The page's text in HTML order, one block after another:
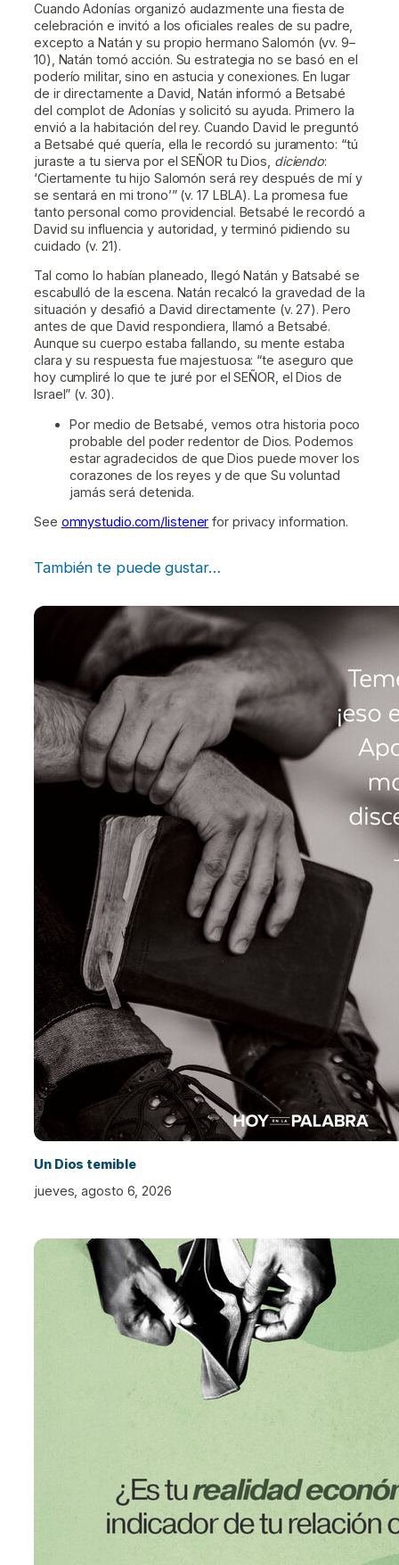
Cuando Adonías organizó audazmente una fiesta de
celebración e invitó a los oficiales reales de su padre,
excepto a Natán y su propio hermano Salomón (vv. 9–
10), Natán tomó acción. Su estrategia no se basó en el
poderío militar, sino en astucia y conexiones. En lugar
de ir directamente a David, Natán informó a Betsabé
del complot de Adonías y solicitó su ayuda. Primero la
envió a la habitación del rey. Cuando David le preguntó
a Betsabé qué quería, ella le recordó su juramento: “tú
juraste a tu sierva por el SEÑOR tu Dios, diciendo:
‘Ciertamente tu hijo Salomón será rey después de mí y
se sentará en mi trono’” (v. 17 LBLA). La promesa fue
tanto personal como providencial. Betsabé le recordó a
David su influencia y autoridad, y terminó pidiendo su
cuidado (v. 21).
Tal como lo habían planeado, llegó Natán y Batsabé se
escabulló de la escena. Natán recalcó la gravedad de la
situación y desafió a David directamente (v. 27). Pero
antes de que David respondiera, llamó a Betsabé.
Aunque su cuerpo estaba fallando, su mente estaba
clara y su respuesta fue majestuosa: “te aseguro que
hoy cumpliré lo que te juré por el SEÑOR, el Dios de
Israel” (v. 30).
Por medio de Betsabé, vemos otra historia poco
probable del poder redentor de Dios. Podemos
estar agradecidos de que Dios puede mover los
corazones de los reyes y de que Su voluntad
jamás será detenida.
See omnystudio.com/listener for privacy information.
También te puede gustar…
Un Dios temible
jueves, agosto 6, 2026